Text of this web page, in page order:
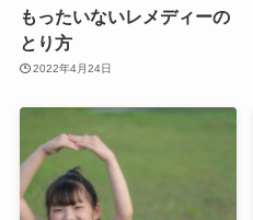
もったいないレメディーの
とり方
2022年4月24日